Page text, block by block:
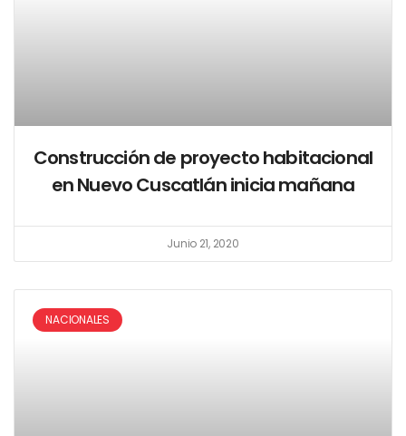
Construcción de proyecto habitacional
en Nuevo Cuscatlán inicia mañana
Junio 21, 2020
NACIONALES